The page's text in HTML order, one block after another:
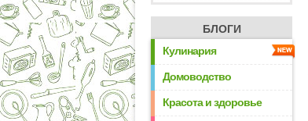
БЛОГИ
Кулинария
Домоводство
Красота и здоровье